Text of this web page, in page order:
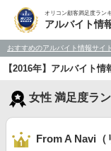
オリコン顧客満足度ラン
アルバイト情
おすすめのアルバイト情報サイ
【2016年】アルバイト
女性 満足度ラ
From A Navi（